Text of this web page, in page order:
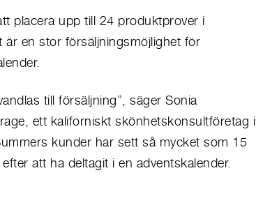
placera upp till 24 produktprover i
en stor försäljningsmöjlighet för
till försäljning”, säger Sonia
ett kaliforniskt skönhetskonsultföretag i
kunder har sett så mycket som 15
att ha deltagit i en adventskalender.